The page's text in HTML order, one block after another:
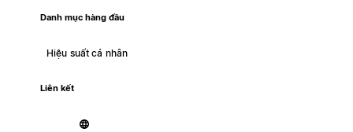
Danh mục hàng đầu
Hiệu suất cá nhân
Liên kết